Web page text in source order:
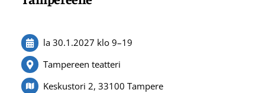
la 30.1.2027 klo 9–19
Tampereen teatteri
Keskustori 2, 33100 Tampere